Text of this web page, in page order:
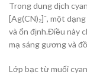
Trong dung dịch
[Ag(CN)₂]⁻, một
và ổn định.Điều này
mạ sáng gương và
Lớp bạc từ muối